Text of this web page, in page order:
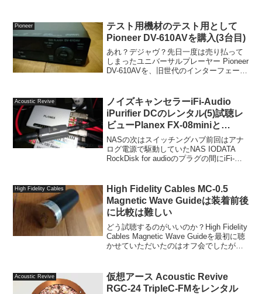
トランス「CT-0.2」カスタマイズ品(下の
写真左...
Pioneer
テスト用機材のテスト用として
Pioneer DV-610AVを購入(3台目)
あれ？デジャヴ？先日一度は売り払って
しまったユニバーサルプレーヤー Pioneer
DV-610AVを、旧世代のインターフェース
BDP-160を温存したかった...
Acoustic Revive
ノイズキャンセラーiFi-Audio
iPurifier DCのレンタル(5)試聴レ
ビューPlanex FX-08miniと
Acoustic Revivie RBR-1
NASの次はスイッチングハブ前回はアナ
ログ電源で駆動していたNAS IODATA
RockDisk for audioのプラグの間にiFi-
って、面...
High Fidelity Cables
High Fidelity Cables MC-0.5
Magnetic Wave Guideは装着前後
に比較は難しい
どう試聴するのがいいのか？High Fidelity
Cables Magnetic Wave Guideを最初に聴
かせていただいたのはオフ会でしたが、
ませんし、毎日聞...
Acoustic Revive
仮想アース Acoustic Revive
RGC-24 TripleC-FMをレンタル